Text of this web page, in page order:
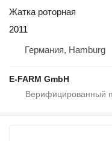
Жатка роторная
2011
Германия, Hamburg
E-FARM GmbH